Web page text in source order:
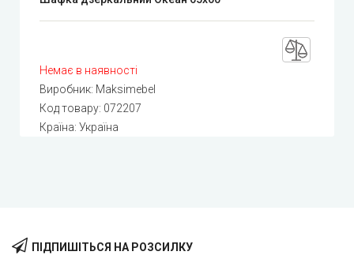
Немає в наявності
Виробник: Maksimebel
Код товару: 072207
Країна: Україна
ПІДПИШІТЬСЯ НА РОЗСИЛКУ